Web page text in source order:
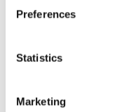
Preferences
Statistics
Marketing
заклинила
Усунення проблеми